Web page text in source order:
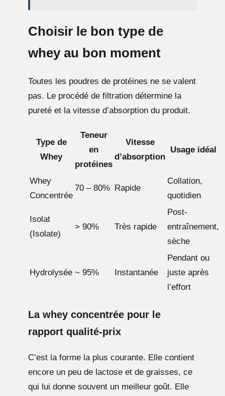
Choisir le bon type de
whey au bon moment
Toutes les poudres de protéines ne se valent
pas. Le procédé de filtration détermine la
pureté et la vitesse d’absorption du produit.
Type de
Whey
Teneur
en
protéines
Vitesse
d’absorption
Usage idéal
Whey
Concentrée
70 – 80% Rapide
Collation,
quotidien
Isolat
(Isolate)
> 90% Très rapide
Post-
entraînement,
sèche
Hydrolysée ~ 95% Instantanée
Pendant ou
juste après
l’effort
La whey concentrée pour le
rapport qualité-prix
C’est la forme la plus courante. Elle contient
encore un peu de lactose et de graisses, ce
qui lui donne souvent un meilleur goût. Elle